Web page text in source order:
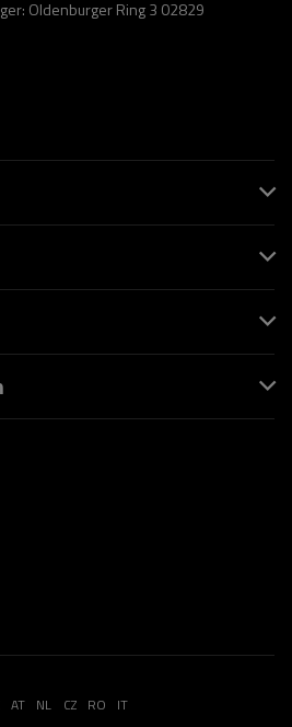
Oldenburger Ring 3 02829
AT NL CZ RO IT